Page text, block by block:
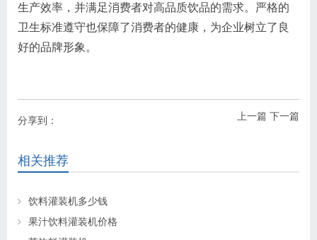
生产效率，并满足消费者对高品质饮品的需求。严格的
卫生标准遵守也保障了消费者的健康，为企业树立了良
好的品牌形象。
上一篇 下一篇
分享到：
相关推荐
饮料灌装机多少钱
果汁饮料灌装机价格